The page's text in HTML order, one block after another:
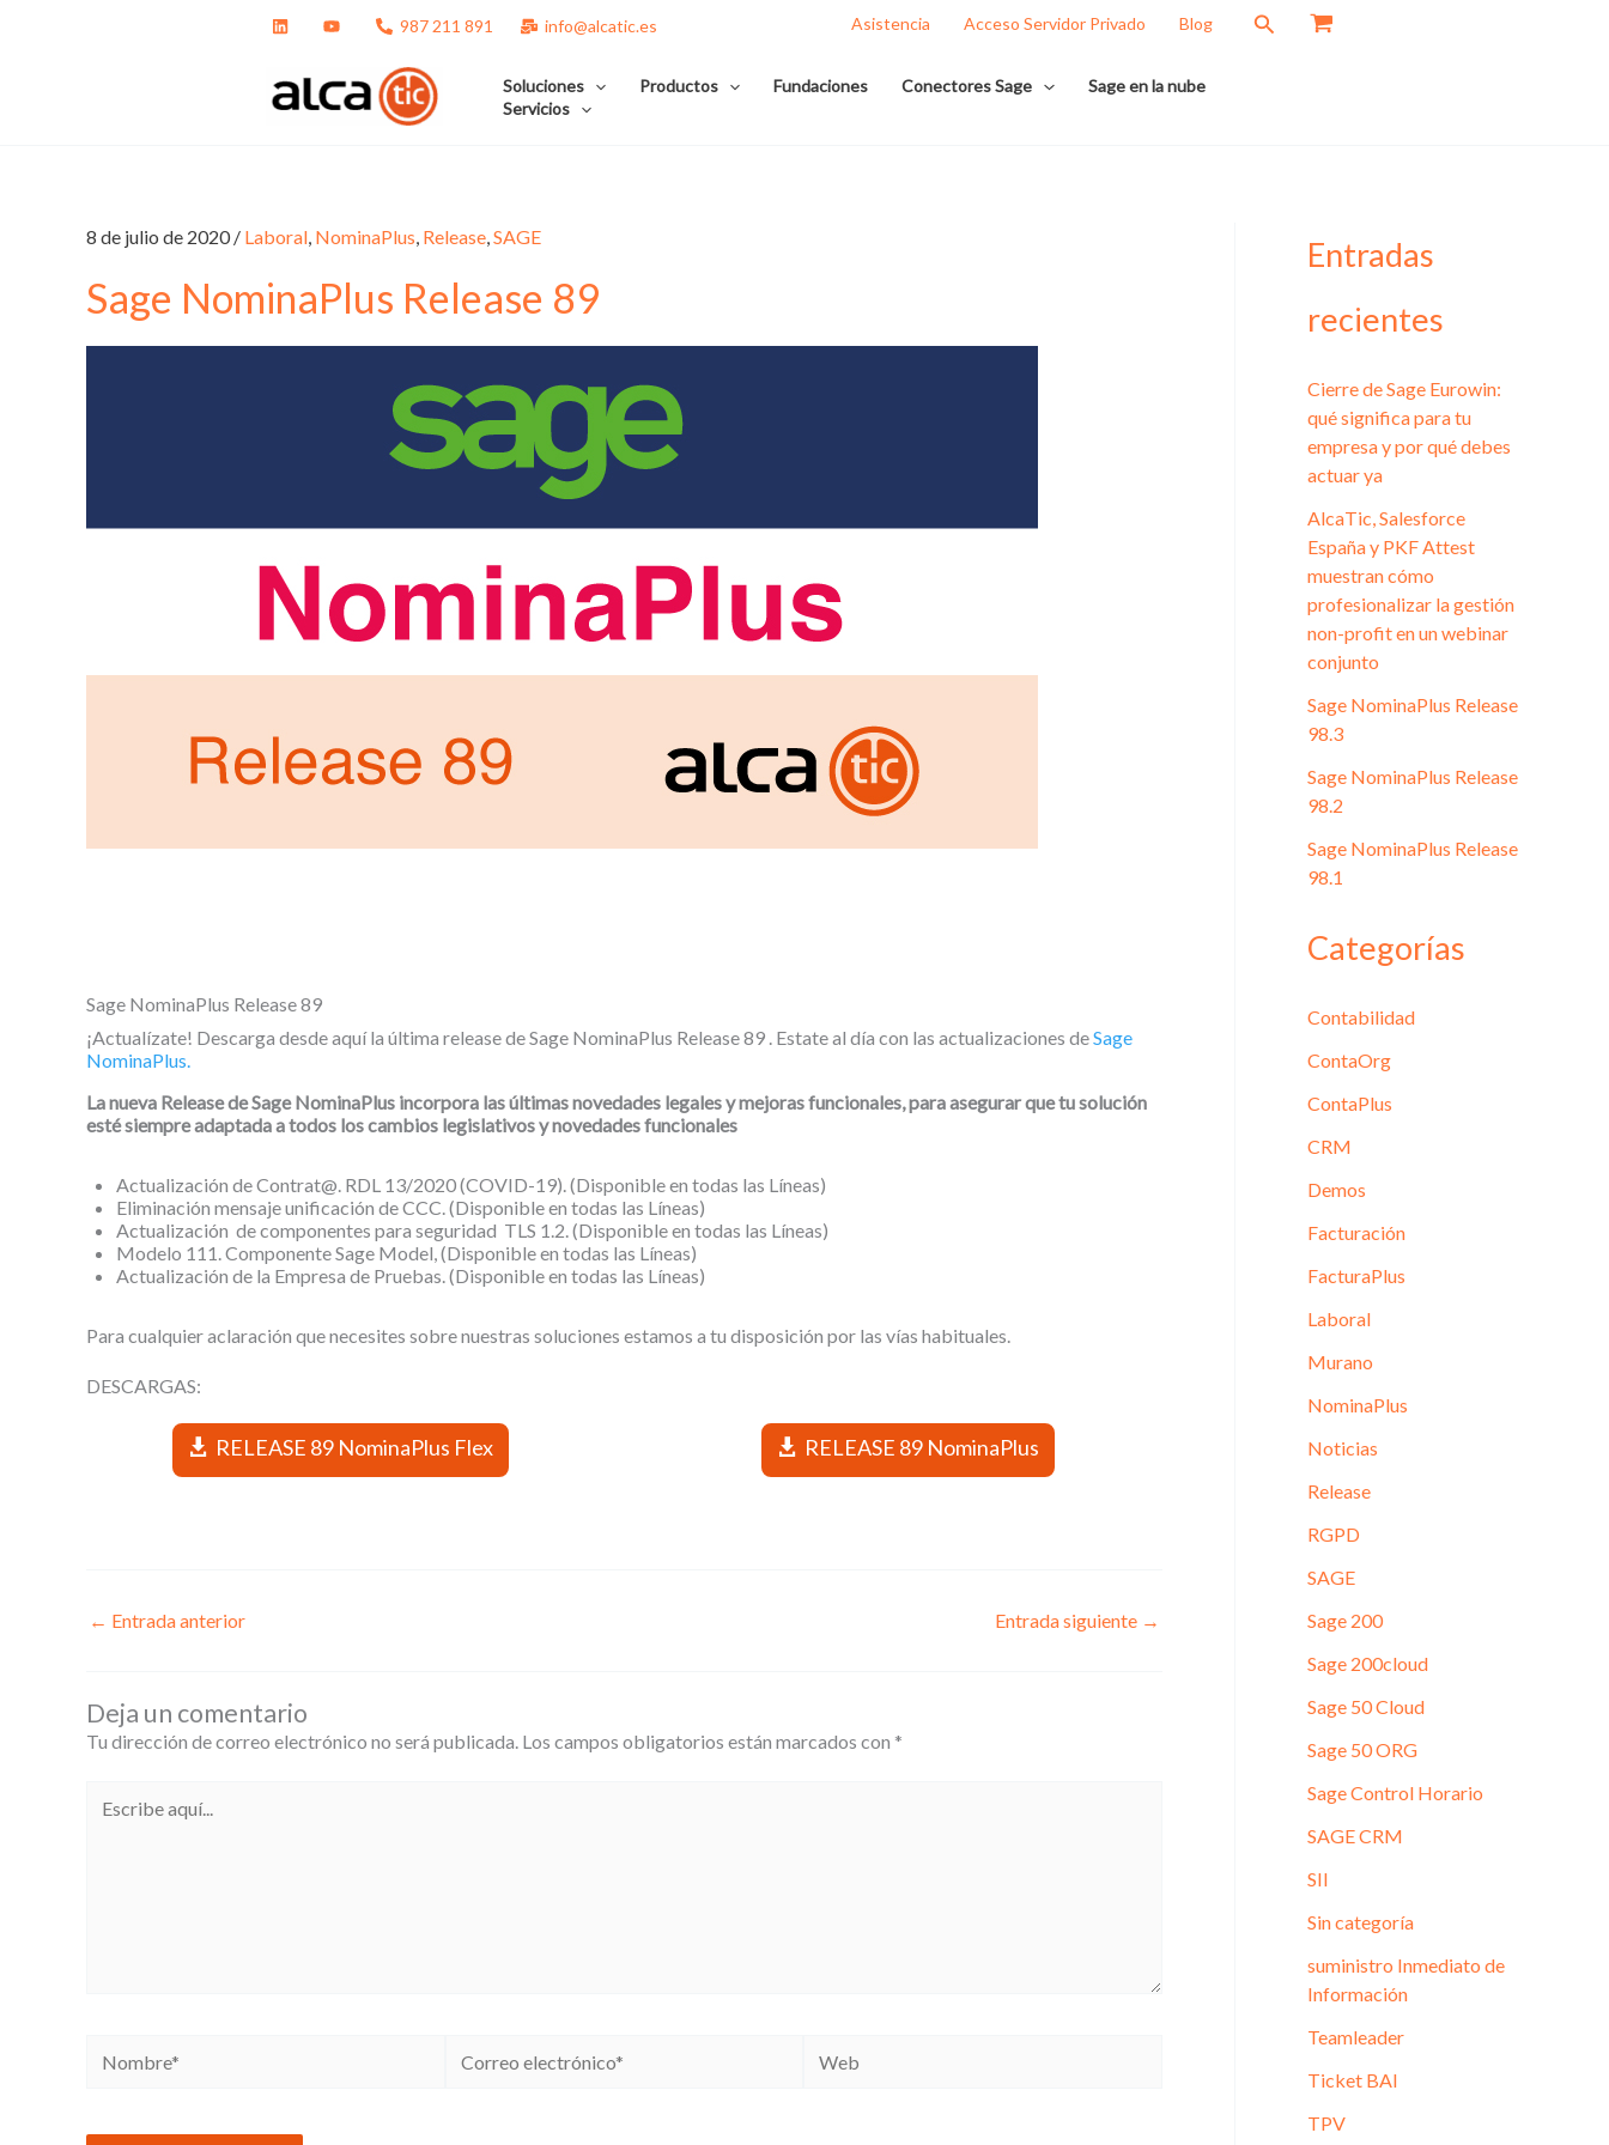
987 211 891 info@alcatic.es Asistencia Acceso Servidor Privado Blog Buscar
Soluciones Productos Fundaciones Conectores Sage
Sage en la nube
Servicios
8 de julio de 2020/ Laboral, NominaPlus, Release,SAGE
Sage NominaPlus Release 89
Sage NominaPlus Release 89
¡Actualízate! Descarga desde aquí la última release de Sage NominaPlus Release 89 . Estate al día con las actualizaciones deSage
NominaPlus.
La nueva Release de Sage NominaPlus incorpora las últimas novedades legales y mejoras funcionales, para asegurar que tu solución
esté siempre adaptada a todos los cambios legislativos y novedades funcionales
Actualización de Contrat@. RDL 13/2020 (COVID-19).(Disponible en todas las Líneas)
Eliminación mensaje unificación de CCC.(Disponible en todas las Líneas)
Actualización de componentes para seguridad TLS 1.2.(Disponible en todas las Líneas)
Modelo 111. Componente Sage Model,(Disponible en todas las Líneas)
Actualización de la Empresa de Pruebas.(Disponible en todas las Líneas)
Para cualquier aclaración que necesites sobre nuestras soluciones estamos a tu disposición por las vías habituales.
DESCARGAS:
RELEASE 89 NominaPlus Flex RELEASE 89 NominaPlus
← Entrada anterior Entrada siguiente →
Deja un comentario
Tu dirección de correo electrónico no será publicada. Los campos obligatorios están marcados con *
aquí...
electrónico*
Entradas
recientes
Cierre de Sage Eurowin:
qué significa para tu
empresa y por qué debes
actuar ya
AlcaTic, Salesforce
España y PKF Attest
muestran cómo
profesionalizar la gestión
non-profit en un webinar
conjunto
Sage NominaPlus Release
98.3
Sage NominaPlus Release
98.2
Sage NominaPlus Release
98.1
Categorías
Contabilidad
ContaOrg
ContaPlus
CRM
Demos
Facturación
FacturaPlus
Laboral
Murano
NominaPlus
Noticias
Release
RGPD
SAGE
Sage 200
Sage 200cloud
Sage 50 Cloud
Sage 50 ORG
Sage Control Horario
SAGE CRM
SII
Sin categoría
suministro Inmediato de
Información
Teamleader
Ticket BAI
TPV